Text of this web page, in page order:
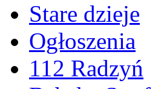
Stare dzieje
Ogłoszenia
112 Radzyń